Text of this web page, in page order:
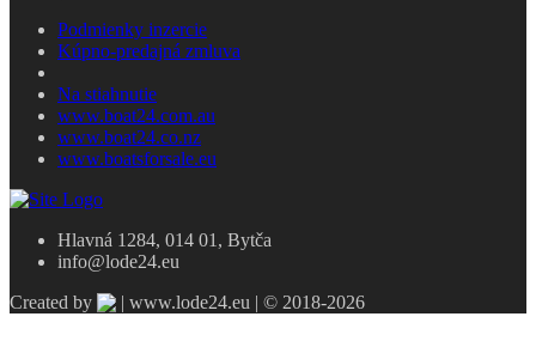
Podmienky inzercie
Kúpno-predajná zmluva
Na stiahnutie
www.boat24.com.au
www.boat24.co.nz
www.boatsforsale.eu
Hlavná 1284, 014 01, Bytča
info@lode24.eu
Created by
| www.lode24.eu | © 2018-2026